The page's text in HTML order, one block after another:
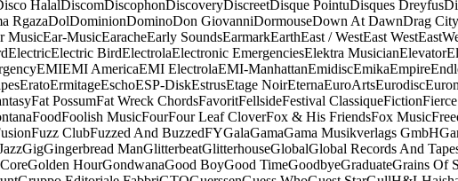
HalalDiscomDiscophonDiscoveryDiscreetDisque PointuDisques Dreyfus
RgazaDolDominionDominoDon GiovanniDormouseDown At DawnDrag City
MusicEar-MusicEaracheEarly SoundsEarmarkEarthEast / WestEast West
ElectricElectric BirdElectrolaElectronic EmergenciesElektra MusicianElevator
EMIEMI AmericaEMI ElectrolaEMI-ManhattanEmidiscEmikaEmpire
EratoErmitageEschoESP-DiskEstrusEtage NoirEternaEuroArtsEurodisc
Fat PossumFat Wreck ChordsFavoritFellsideFestival ClassiqueFiction
FoodFoolish MusicFourFour Leaf CloverFox & His FriendsFox Music
Fuzz ClubFuzzed And BuzzedFYGalaGamaGama Musikverlags GmbH
GigGingerbread ManGlitterbeatGlitterhouseGlobalGlobal Records And
Golden HourGondwanaGood BoyGood TimeGoodbyeGraduateGrains Of